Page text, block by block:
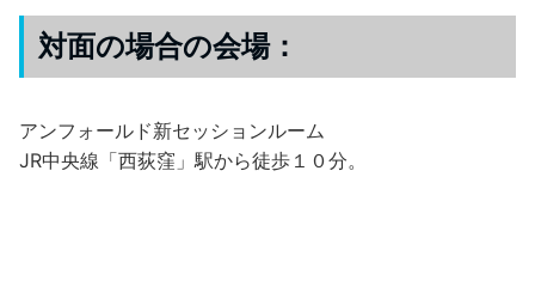
対面の場合の会場：
アンフォールド新セッションルーム
JR中央線「西荻窪」駅から徒歩１０分。